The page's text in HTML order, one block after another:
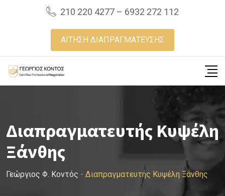
210 220 4277 – 6932 272 112
ΑΙΤΗΣΗ ΔΙΑΠΡΑΓΜΑΤΕΥΣΗΣ
Διαπραγματευτής Κυψέλη
Ξάνθης
Γεώργιος Φ. Κοντός - Διαπραγματευτής Κυψέλη Ξάνθης